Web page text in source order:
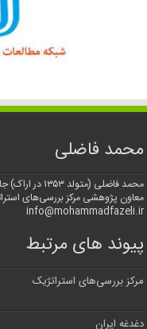
محمد فاضلی
محمد فاضلی
معاون پژوهشی مرکز بررسی‌های
info@mohammadfazeli.ir
پیوند های مرتبط
مرکز بررسی‌های استراتژیک
دغدغه ایران